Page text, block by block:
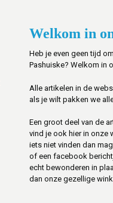
Welkom in
Heb je even geen tijd
Pashuiske? Welkom in
Alle artikelen in de
als je wilt pakken we
Een groot deel van de
vind je ook hier in onze
iets niet vinden dan
of een facebook
echt bewonderen in
dan onze gezellige